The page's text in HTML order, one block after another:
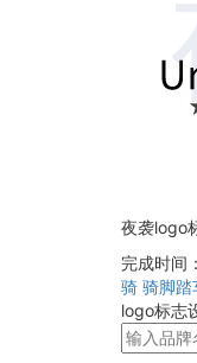
夜袭logo
完成时间
骑 骑脚踏
logo标志